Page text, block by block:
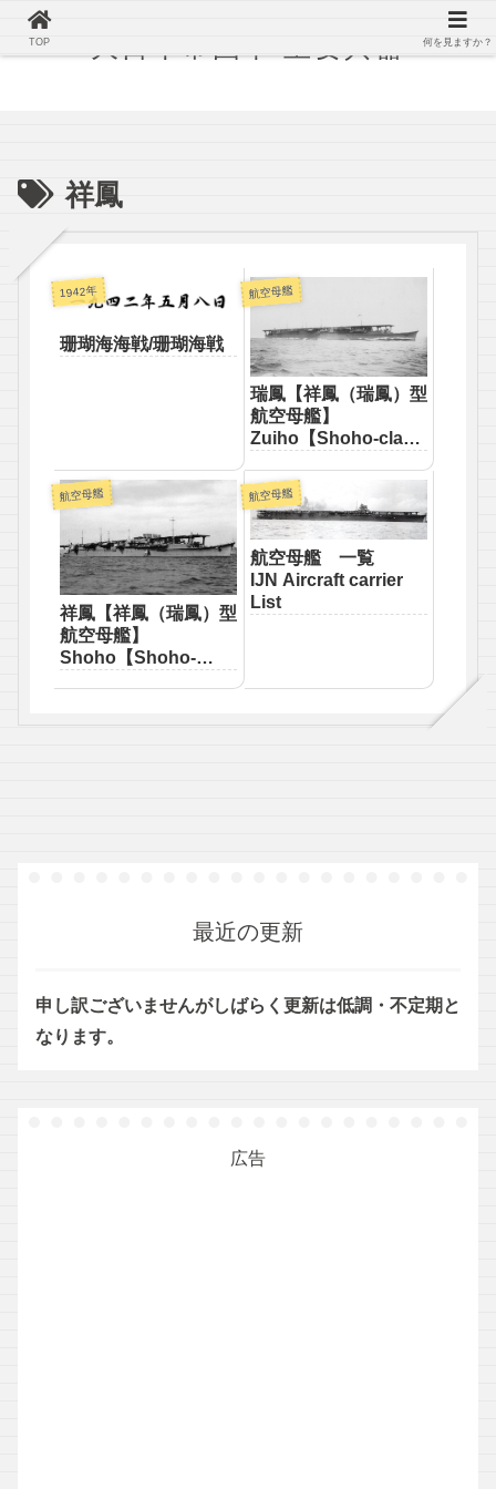
祥鳳
1942年
珊瑚海海戦/珊瑚海戦
航空母艦
瑞鳳【祥鳳（瑞鳳）型
航空母艦】
Zuiho【Shoho-class
航空母艦
祥鳳【祥鳳（瑞鳳）型
航空母艦】
Shoho【Shoho-
航空母艦
航空母艦 一覧
IJN Aircraft carrier
List
最近の更新
申し訳ございませんがしばらく更新は低調・不定期と
なります。
広告
TOP 何を見ますか？